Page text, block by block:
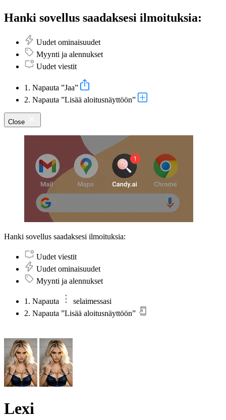
Hanki sovellus saadaksesi ilmoituksia:
Uudet ominaisuudet
Myynti ja alennukset
Uudet viestit
1. Napauta ”Jaa”
2. Napauta ”Lisää aloitusnäyttöön”
Close
Hanki sovellus saadaksesi ilmoituksia:
Uudet viestit
Uudet ominaisuudet
Myynti ja alennukset
1. Napauta
selaimessasi
2. Napauta ”Lisää aloitusnäyttöön”
Lexi